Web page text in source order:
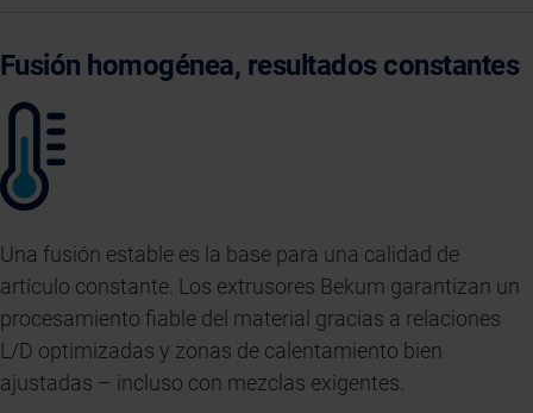
Fusión homogénea, resultados constantes
Una fusión estable es la base para una calidad de
artículo constante. Los extrusores Bekum garantizan un
procesamiento fiable del material gracias a relaciones
L/D optimizadas y zonas de calentamiento bien
ajustadas – incluso con mezclas exigentes.